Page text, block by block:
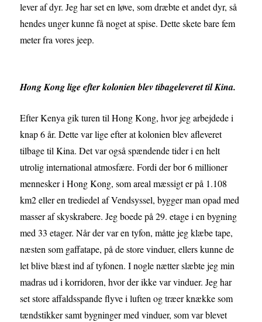
lever af dyr. Jeg har set en løve, som dræbte et andet dyr, så
hendes unger kunne få noget at spise. Dette skete bare fem
meter fra vores jeep.
Hong Kong lige efter kolonien blev tibageleveret til Kina.
Efter Kenya gik turen til Hong Kong, hvor jeg arbejdede i
knap 6 år. Dette var lige efter at kolonien blev afleveret
tilbage til Kina. Det var også spændende tider i en helt
utrolig international atmosfære. Fordi der bor 6 millioner
mennesker i Hong Kong, som areal mæssigt er på 1.108
km2 eller en trediedel af Vendsyssel, bygger man opad med
masser af skyskrabere. Jeg boede på 29. etage i en bygning
med 33 etager. Når der var en tyfon, måtte jeg klæbe tape,
næsten som gaffatape, på de store vinduer, ellers kunne de
let blive blæst ind af tyfonen. I nogle nætter slæbte jeg min
madras ud i korridoren, hvor der ikke var vinduer. Jeg har
set store affaldsspande flyve i luften og træer knække som
tændstikker samt bygninger med vinduer, som var blevet